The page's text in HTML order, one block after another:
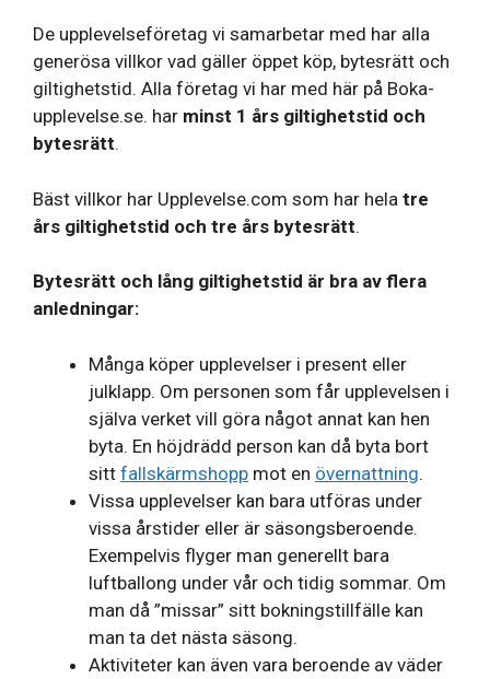
De upplevelseföretag vi samarbetar med har alla
generösa villkor vad gäller öppet köp, bytesrätt och
giltighetstid. Alla företag vi har med här på Boka-
upplevelse.se. har minst 1 års giltighetstid och
bytesrätt.
Bäst villkor har Upplevelse.com som har hela tre
års giltighetstid och tre års bytesrätt.
Bytesrätt och lång giltighetstid är bra av flera
anledningar:
Många köper upplevelser i present eller
julklapp. Om personen som får upplevelsen i
själva verket vill göra något annat kan hen
byta. En höjdrädd person kan då byta bort
sitt fallskärmshopp mot en övernattning.
Vissa upplevelser kan bara utföras under
vissa årstider eller är säsongsberoende.
Exempelvis flyger man generellt bara
luftballong under vår och tidig sommar. Om
man då ”missar” sitt bokningstillfälle kan
man ta det nästa säsong.
Aktiviteter kan även vara beroende av väder